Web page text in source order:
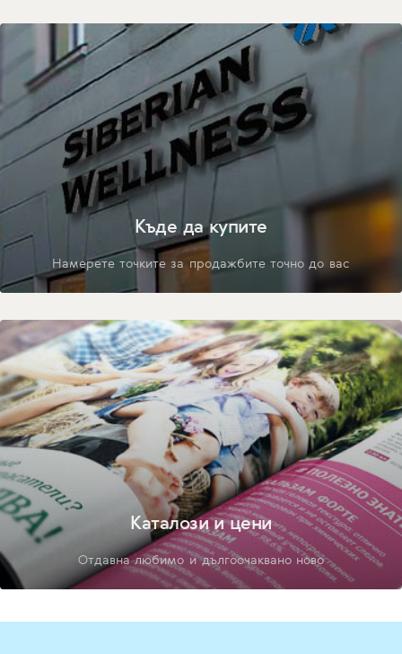
Къде да купите
Намерете точките за продажбите точно до вас
Каталози и цени
Отдавна любимо и дългоочаквано ново